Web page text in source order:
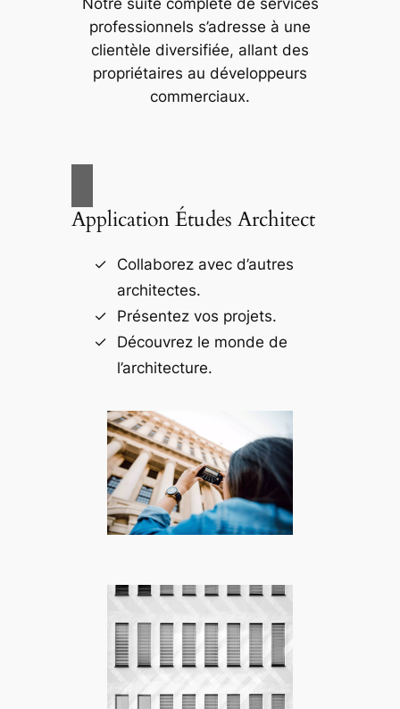
Notre suite complète de services
professionnels s’adresse à une
clientèle diversifiée, allant des
propriétaires au développeurs
commerciaux.
Application Études Architect
Collaborez avec d’autres
architectes.
Présentez vos projets.
Découvrez le monde de
l’architecture.